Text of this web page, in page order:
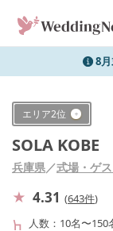
8
エリア2位
SOLA KOBE
兵庫県／式場・ゲ
4.31 (643件)
人数
10名〜150